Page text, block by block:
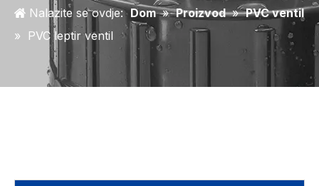
Nalazite se ovdje: Dom » Proizvod » PVC ventil
»
PVC leptir ventil